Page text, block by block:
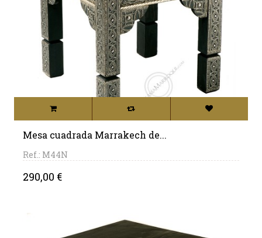
Mesa cuadrada Marrakech de...
Ref.: M44N
Precio
290,00 €